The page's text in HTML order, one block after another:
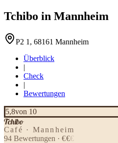
Tchibo in Mannheim
P2 1, 68161 Mannheim
Überblick
|
Check
|
Bewertungen
5,8von 10
Tchibo
Café · Mannheim
94 Bewertungen · €€€